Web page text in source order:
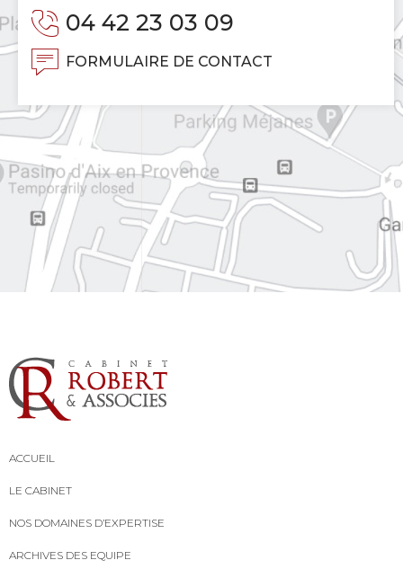
04 42 23 03 09
FORMULAIRE DE CONTACT
ACCUEIL
LE CABINET
NOS DOMAINES D’EXPERTISE
ARCHIVES DES EQUIPE